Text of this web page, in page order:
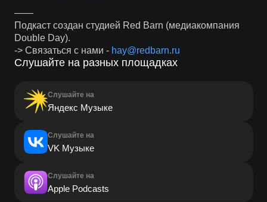
——
Подкаст создан студией Red Barn (медиакомпания
Double Day).
-> Связаться с нами - hay@redbarn.ru
Слушайте на разных площадках
Слушайте на
Яндекс Музыке
Слушайте на
VK Музыке
Слушайте на
Apple Podcasts